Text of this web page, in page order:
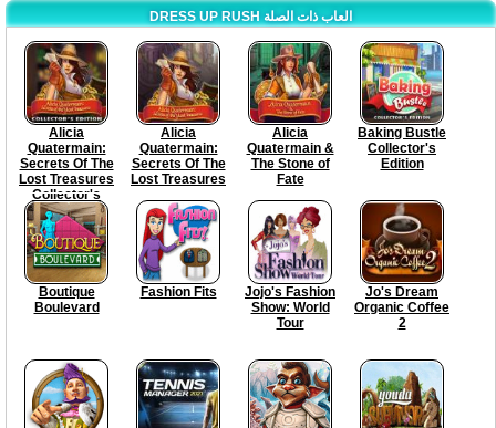
DRESS UP RUSH العاب ذات الصلة
Alicia
Quatermain:
Secrets Of The
Lost Treasures
Collector's
Edition
Alicia
Quatermain:
Secrets Of The
Lost Treasures
Alicia
Quatermain &
The Stone of
Fate
Baking Bustle
Collector's
Edition
Boutique
Boulevard
Fashion Fits
Jojo's Fashion
Show: World
Tour
Jo's Dream
Organic Coffee
2